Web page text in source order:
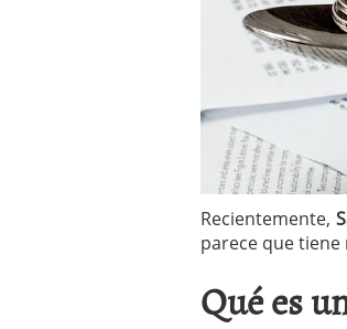
Recientemente,
parece que
Qué es